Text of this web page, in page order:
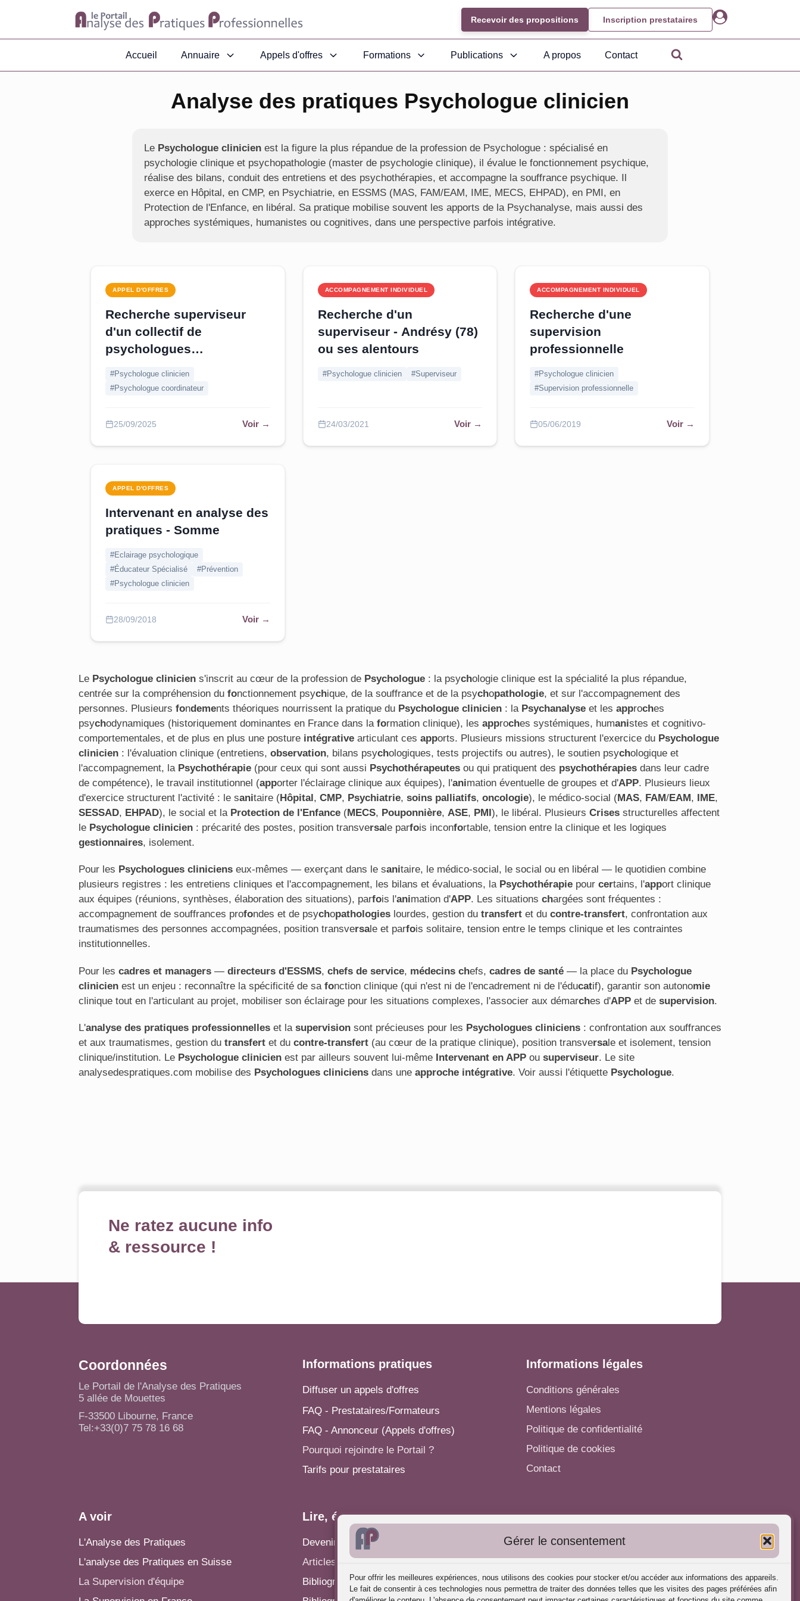
Gérer le consentement
Pour offrir les meilleures expériences, nous utilisons des cookies pour stocker et/ou accéder aux informations des appareils.
Le fait de consentir à ces technologies nous permettra de traiter des données telles que les visites des pages préférées afin
Recevoir des propositions Inscription prestataires
Accueil Annuaire Appels d'offres Formations Publications A propos Contact
Analyse des pratiques Psychologue clinicien
Le Psychologue clinicien est la figure la plus répandue de la profession de Psychologue : spécialisé en
psychologie clinique et psychopathologie (master de psychologie clinique), il évalue le fonctionnement psychique,
réalise des bilans, conduit des entretiens et des psychothérapies, et accompagne la souffrance psychique. Il
exerce en Hôpital, en CMP, en Psychiatrie, en ESSMS (MAS, FAM/EAM, IME, MECS, EHPAD), en PMI, en
Protection de l'Enfance, en libéral. Sa pratique mobilise souvent les apports de la Psychanalyse, mais aussi des
approches systémiques, humanistes ou cognitives, dans une perspective parfois intégrative.
APPEL D'OFFRES
Recherche superviseur
d'un collectif de
psychologues
#Psychologue clinicien
#Psychologue coordinateur
25/09/2025 Voir →
ACCOMPAGNEMENT INDIVIDUEL
Recherche d'un
superviseur - Andrésy (78)
ou ses alentours
#Psychologue clinicien #Superviseur
24/03/2021 Voir →
ACCOMPAGNEMENT INDIVIDUEL
Recherche d'une
supervision
professionnelle
#Psychologue clinicien
#Supervision professionnelle
05/06/2019 Voir →
APPEL D'OFFRES
Intervenant en analyse des
pratiques - Somme
#Eclairage psychologique
#Éducateur Spécialisé
#Prévention
#Psychologue clinicien
28/09/2018 Voir →
Le Psychologue clinicien s'inscrit au cœur de la profession de Psychologue : la psychologie clinique est la spécialité la plus répandue,
centrée sur la compréhension du fonctionnement psychique, de la souffrance et de la psychopathologie, et sur l'accompagnement des
personnes. Plusieurs fondements théoriques nourrissent la pratique du Psychologue clinicien : la Psychanalyse et les approches
psychodynamiques (historiquement dominantes en France dans la formation clinique), les approches systémiques, humanistes et cognitivo-
comportementales, et de plus en plus une posture intégrative articulant ces apports. Plusieurs missions structurent l'exercice du Psychologue
clinicien : l'évaluation clinique (entretiens, observation, bilans psychologiques, tests projectifs ou autres), le soutien psychologique et
l'accompagnement, la Psychothérapie (pour ceux qui sont aussi Psychothérapeutes ou qui pratiquent des psychothérapies dans leur cadre
de compétence), le travail institutionnel (apporter l'éclairage clinique aux équipes), l'animation éventuelle de groupes et d'APP. Plusieurs lieux
d'exercice structurent l'activité : le sanitaire (Hôpital, CMP, Psychiatrie, soins palliatifs, oncologie), le médico-social (MAS, FAM/EAM, IME,
SESSAD, EHPAD), le social et la Protection de l'Enfance (MECS, Pouponnière, ASE, PMI), le libéral. Plusieurs Crises structurelles affectent
le Psychologue clinicien : précarité des postes, position transversale parfois inconfortable, tension entre la clinique et les logiques
gestionnaires, isolement.
Pour les Psychologues cliniciens eux-mêmes — exerçant dans le sanitaire, le médico-social, le social ou en libéral — le quotidien combine
plusieurs registres : les entretiens cliniques et l'accompagnement, les bilans et évaluations, la Psychothérapie pour certains, l'apport clinique
aux équipes (réunions, synthèses, élaboration des situations), parfois l'animation d'APP. Les situations chargées sont fréquentes :
accompagnement de souffrances profondes et de psychopathologies lourdes, gestion du transfert et du contre-transfert, confrontation aux
traumatismes des personnes accompagnées, position transversale et parfois solitaire, tension entre le temps clinique et les contraintes
institutionnelles.
Pour les cadres et managers — directeurs d'ESSMS, chefs de service, médecins chefs, cadres de santé — la place du Psychologue
clinicien est un enjeu : reconnaître la spécificité de sa fonction clinique (qui n'est ni de l'encadrement ni de l'éducatif), garantir son autonomie
clinique tout en l'articulant au projet, mobiliser son éclairage pour les situations complexes, l'associer aux démarches d'APP et de supervision.
L'analyse des pratiques professionnelles et la supervision sont précieuses pour les Psychologues cliniciens : confrontation aux souffrances
et aux traumatismes, gestion du transfert et du contre-transfert (au cœur de la pratique clinique), position transversale et isolement, tension
clinique/institution. Le Psychologue clinicien est par ailleurs souvent lui-même Intervenant en APP ou superviseur. Le site
analysedespratiques.com mobilise des Psychologues cliniciens dans une approche intégrative. Voir aussi l'étiquette Psychologue.
Ne ratez aucune info
& ressource !
Coordonnées
Le Portail de l'Analyse des Pratiques
5 allée de Mouettes
F-33500 Libourne, France
Tel:+33(0)7 75 78 16 68
Informations pratiques
Diffuser un appels d'offres
FAQ - Prestataires/Formateurs
FAQ - Annonceur (Appels d'offres)
Pourquoi rejoindre le Portail ?
Tarifs pour prestataires
Informations légales
Conditions générales
Mentions légales
Politique de confidentialité
Politique de cookies
Contact
A voir
L'Analyse des Pratiques
L'analyse des Pratiques en Suisse
La Supervision d'équipe
Lire, écrire...
Devenir rédacteur
Articles - Actualités
Bibliographie: Analyse des Pratiques
Autres informations
S'inscrire dans l'Annuaire
Charte déontologique